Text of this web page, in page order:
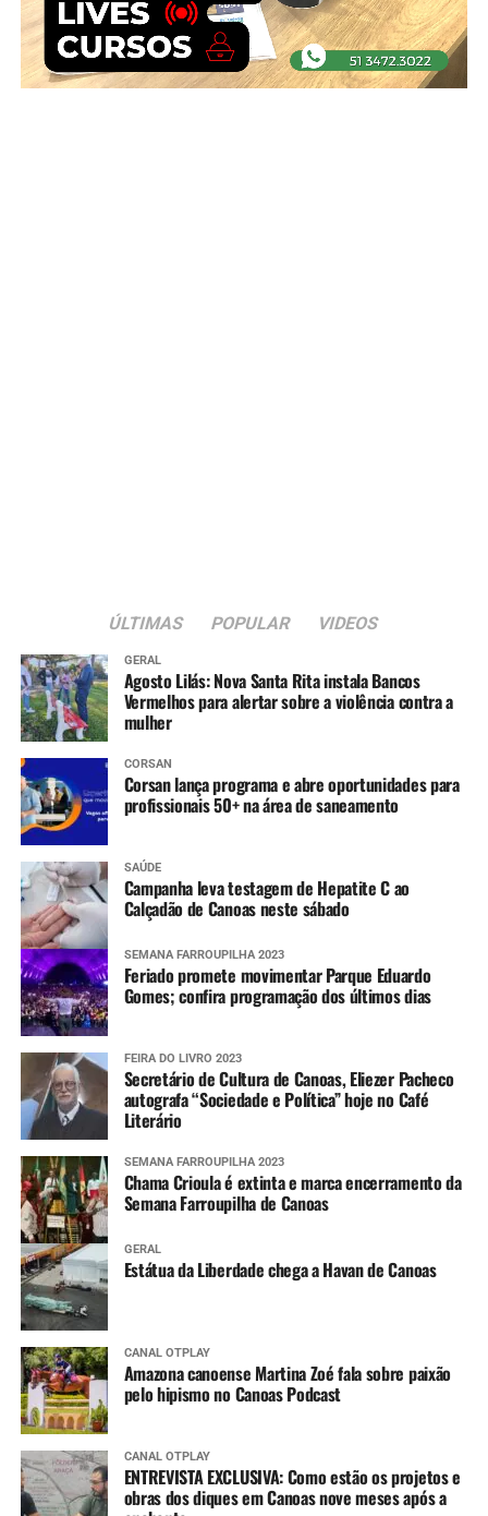
ÚLTIMAS POPULAR VIDEOS
GERAL
Agosto Lilás: Nova Santa Rita instala Bancos
Vermelhos para alertar sobre a violência contra a
mulher
CORSAN
Corsan lança programa e abre oportunidades para
profissionais 50+ na área de saneamento
SAÚDE
Campanha leva testagem de Hepatite C ao
Calçadão de Canoas neste sábado
SEMANA FARROUPILHA 2023
Feriado promete movimentar Parque Eduardo
Gomes; confira programação dos últimos dias
FEIRA DO LIVRO 2023
Secretário de Cultura de Canoas, Eliezer Pacheco
autografa “Sociedade e Política” hoje no Café
Literário
SEMANA FARROUPILHA 2023
Chama Crioula é extinta e marca encerramento da
Semana Farroupilha de Canoas
GERAL
Estátua da Liberdade chega a Havan de Canoas
CANAL OTPLAY
Amazona canoense Martina Zoé fala sobre paixão
pelo hipismo no Canoas Podcast
CANAL OTPLAY
ENTREVISTA EXCLUSIVA: Como estão os projetos e
obras dos diques em Canoas nove meses após a